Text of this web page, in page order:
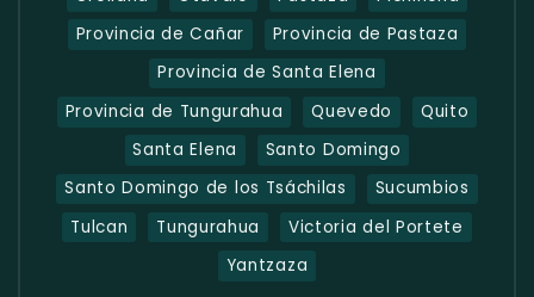
Provincia de Cañar
Provincia de Pastaza
Provincia de Santa Elena
Provincia de Tungurahua
Quevedo
Quito
Santa Elena
Santo Domingo
Santo Domingo de los Tsáchilas
Sucumbios
Tulcan
Tungurahua
Victoria del Portete
Yantzaza